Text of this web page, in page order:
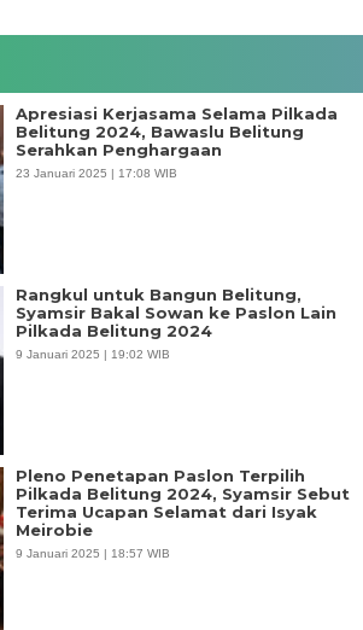
Apresiasi Kerjasama Selama Pilkada
Belitung 2024, Bawaslu Belitung
Serahkan Penghargaan
23 Januari 2025 | 17:08 WIB
Rangkul untuk Bangun Belitung,
Syamsir Bakal Sowan ke Paslon Lain
Pilkada Belitung 2024
9 Januari 2025 | 19:02 WIB
Pleno Penetapan Paslon Terpilih
Pilkada Belitung 2024, Syamsir Sebut
Terima Ucapan Selamat dari Isyak
Meirobie
9 Januari 2025 | 18:57 WIB